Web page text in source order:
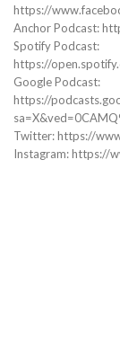
https://
Anchor Podcast:
Spotify Podcast:
https://
Google Podcast:
https://
Twitter: https://
Instagram: https://